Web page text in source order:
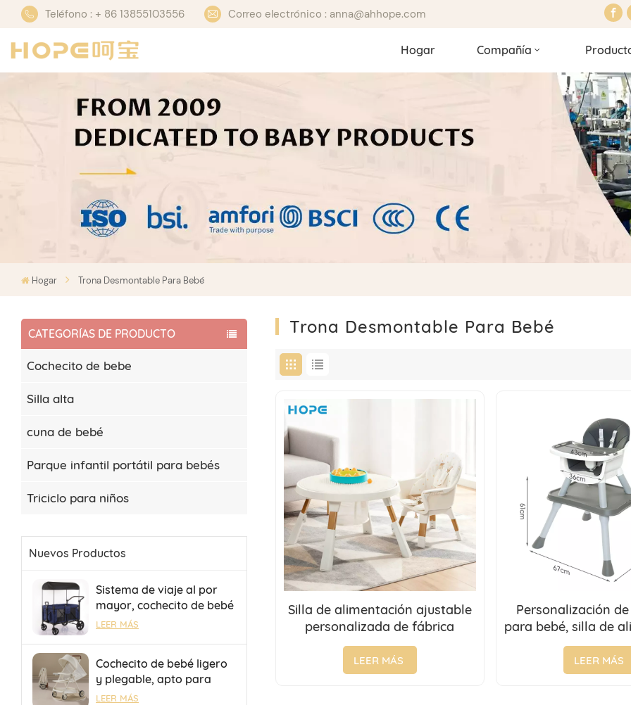
Teléfono : + 86 13855103556 Correo electrónico : anna@ahhope.com
Hogar Compañía
Hogar Trona Desmontable Para Bebé
CATEGORÍAS DE PRODUCTO
Cochecito de bebe
Silla alta
cuna de bebé
Parque infantil portátil para bebés
Triciclo para niños
Nuevos Productos
Sistema de viaje al por
mayor, cochecito de bebé
para 4 bebés, cochecito
LEER MÁS
Cochecito de bebé ligero
y plegable, apto para
viajes en avión y trenes
LEER MÁS
Trona Desmontable Para Bebé
Silla de alimentación ajustable
personalizada de fábrica
directa con placa
multifuncional
LEER MÁS
Personalización
para bebé, silla de
ajustable con plato
multifunción
LEER MÁS